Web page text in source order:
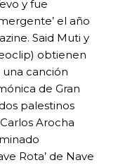
y fue
el año
Said Muti y
obtienen
una canción
de Gran
palestinos
Arocha
Rota’ de Nave